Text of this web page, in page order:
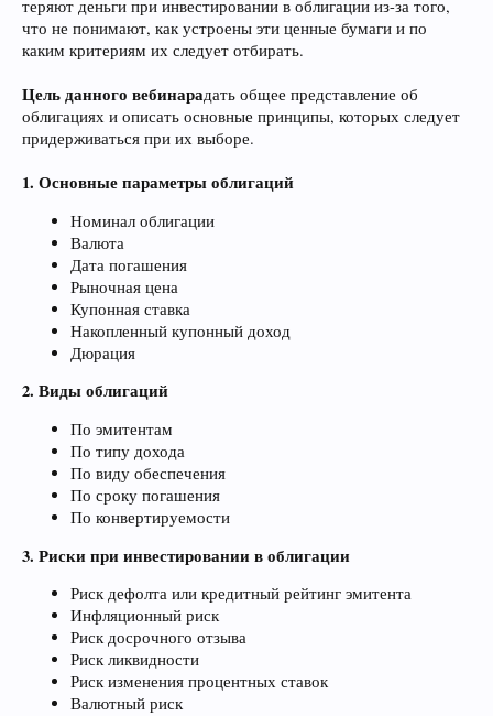
теряют деньги при инвестировании в облигации из-за того,
что не понимают, как устроены эти ценные бумаги и по
каким критериям их следует отбирать.
Цель данного вебинарадать общее представление об
облигациях и описать основные принципы, которых следует
придерживаться при их выборе.
1. Основные параметры облигаций
Номинал облигации
Валюта
Дата погашения
Рыночная цена
Купонная ставка
Накопленный купонный доход
Дюрация
2. Виды облигаций
По эмитентам
По типу дохода
По виду обеспечения
По сроку погашения
По конвертируемости
3. Риски при инвестировании в облигации
Риск дефолта или кредитный рейтинг эмитента
Инфляционный риск
Риск досрочного отзыва
Риск ликвидности
Риск изменения процентных ставок
Валютный риск